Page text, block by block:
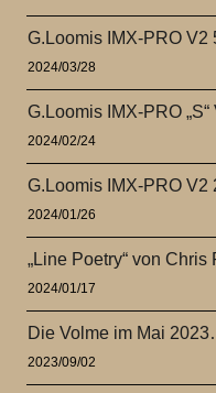
G.Loomis IMX-PRO V2
2024/03/28
G.Loomis IMX-PRO
2024/02/24
G.Loomis IMX-PRO V2
2024/01/26
„Line Poetry“ von
2024/01/17
Die Volme im Mai
2023/09/02